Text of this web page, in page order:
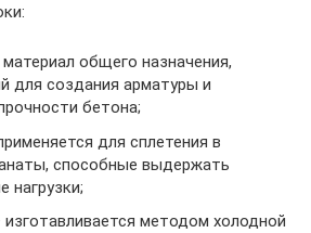
общего назначения,
для создания арматуры и
бетона;
для сплетения в
способные выдержать
нагрузки;
изготавливается методом холодной